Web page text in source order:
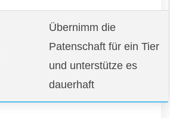
Übernimm die
Patenschaft für ein Tier
und unterstütze es
dauerhaft